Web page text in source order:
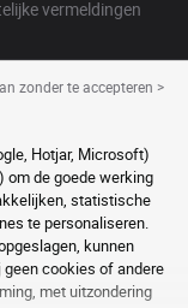
vermeldingen
zonder te accepteren >
Hotjar, Microsoft)
om de goede werking
statistische
te personaliseren.
kunnen
cookies of andere
met uitzondering